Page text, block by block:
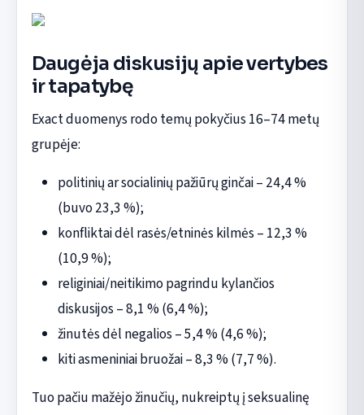
Daugėja diskusijų apie vertybes
ir tapatybę
Exact duomenys rodo temų pokyčius 16–74 metų
grupėje:
politinių ar socialinių pažiūrų ginčai – 24,4 %
(buvo 23,3 %);
konfliktai dėl rasės/etninės kilmės – 12,3 %
(10,9 %);
religiniai/neitikimo pagrindu kylančios
diskusijos – 8,1 % (6,4 %);
žinutės dėl negalios – 5,4 % (4,6 %);
kiti asmeniniai bruožai – 8,3 % (7,7 %).
Tuo pačiu mažėjo žinučių, nukreiptų į seksualinę